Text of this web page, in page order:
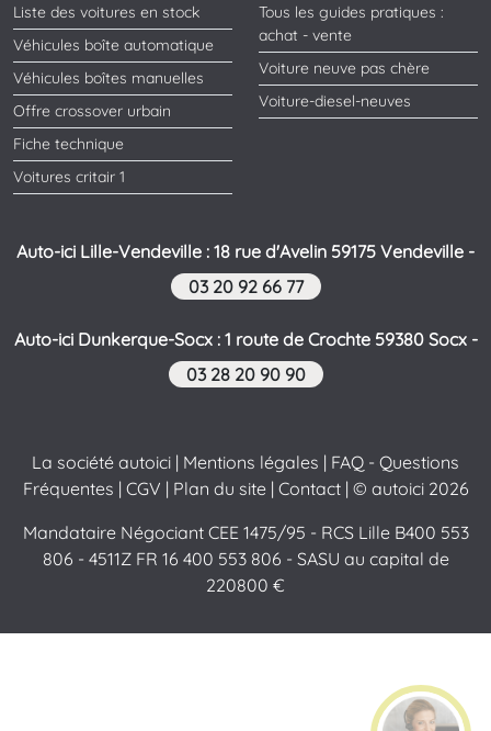
Liste des voitures en stock
Véhicules boîte automatique
Véhicules boîtes manuelles
Offre crossover urbain
Fiche technique
Voitures critair 1
Tous les guides pratiques :
achat - vente
Voiture neuve pas chère
Voiture-diesel-neuves
Auto-ici Lille-Vendeville : 18 rue d'Avelin 59175 Vendeville -
03 20 92 66 77
Auto-ici Dunkerque-Socx : 1 route de Crochte 59380 Socx -
03 28 20 90 90
La société autoici | Mentions légales | FAQ - Questions
Fréquentes | CGV | Plan du site| Contact| © autoici 2026
Mandataire Négociant CEE 1475/95 - RCS Lille B400 553
806 - 4511Z FR 16 400 553 806 - SASU au capital de
220800 €